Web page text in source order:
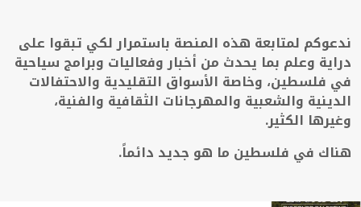
ندعوكم لمتابعة هذه المنصة باستمرار لكي تبقوا على
دراية وعلم بما يحدث من أخبار وفعاليات وبرامج سياحية
في فلسطين، وخاصة الأسواق التقليدية والاحتفالات
الدينية والشعبية والمهرجانات الثقافية والفنية،
وغيرها الكثير.
هناك في فلسطين ما هو جديد دائماً.